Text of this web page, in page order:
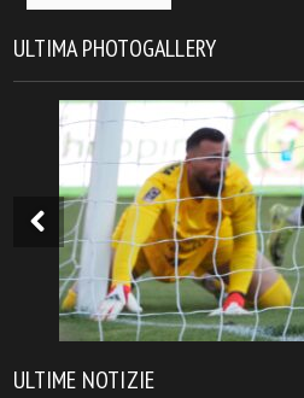
ULTIMA PHOTOGALLERY
ULTIME NOTIZIE